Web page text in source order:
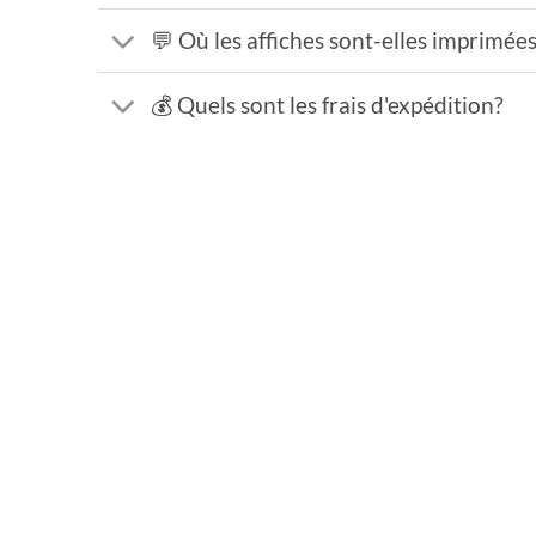
💬 Où les affiches sont-elles
💰 Quels sont les frais d'expédition?